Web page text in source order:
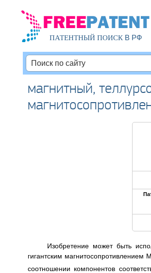
ПАТЕНТНЫЙ ПОИСКВ РФ
магнитный,
Изобретение может быть
гигантским магнитосопротивлением
соотношении компонентов